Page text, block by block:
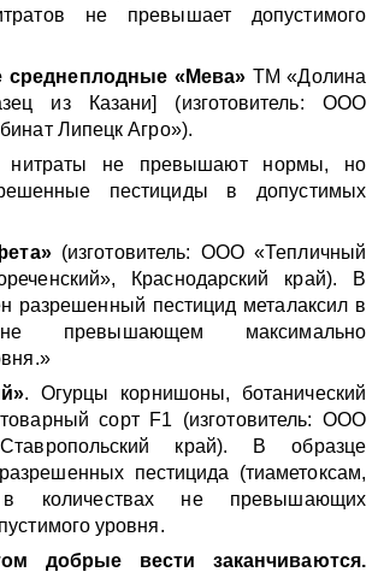
не превышает допустимого
среднеплодные «Мева» ТМ «Долина
из Казани] (изготовитель: ООО
Липецк Агро»).
нитраты не превышают нормы, но
пестициды в допустимых
(изготовитель: ООО «Тепличный
Краснодарский край). В
разрешенный пестицид металаксил в
не превышающем максимально
. Огурцы корнишоны, ботанический
сорт F1 (изготовитель: ООО
край). В образце
пестицида (тиаметоксам,
в количествах не превышающих
уровня.
добрые вести заканчиваются.